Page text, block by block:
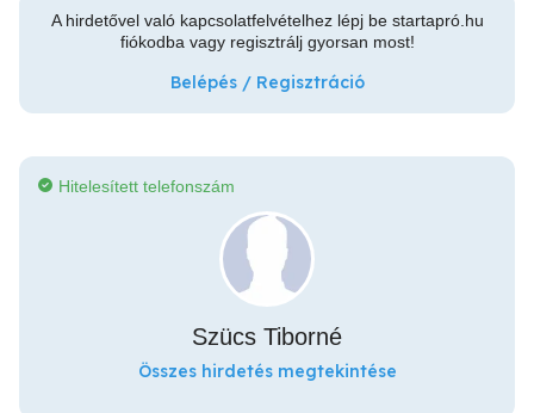
A hirdetővel való kapcsolatfelvételhez lépj be startapró.hu
fiókodba vagy regisztrálj gyorsan most!
Belépés / Regisztráció
Hitelesített telefonszám
Szücs Tiborné
Összes hirdetés megtekintése